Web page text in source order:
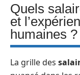
Quels
et
humaines ?
La grille des